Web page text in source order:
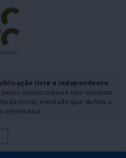
livre e independente.
colaboradores não vinculam
entidade que define a
informativa.